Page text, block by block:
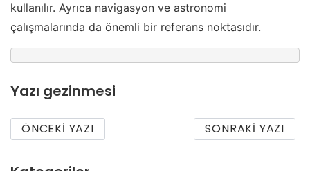
kullanılır. Ayrıca navigasyon ve astronomi
çalışmalarında da önemli bir referans noktasıdır.
Yazı gezinmesi
ÖNCEKI YAZI SONRAKI YAZI